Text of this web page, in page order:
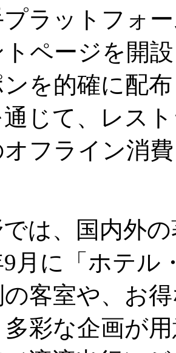
ラットフォ
ページを開
を的確に配
じて、レス
オフライン消
は、国内外
9月に「ホテル
客室や、お
彩な企画が